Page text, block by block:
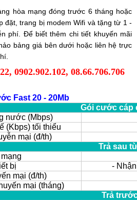
hòa mạng đóng trước 6 tháng hoặc
đặt, trang bị modem Wifi và tặng từ 1 -
phí. Để biết thêm chi tiết khuyến mãi
bảng giá bên dưới hoặc liên hệ trực
0902.902.102, 08.66.706.706
Fast 20 - 20Mb
Gói cước cáp
nước (Mbps)
(Kbps) tối thiểu
mại (đ/th)
Trả sau
bị
-
mại (đ/th)
mại (tháng)
Trả